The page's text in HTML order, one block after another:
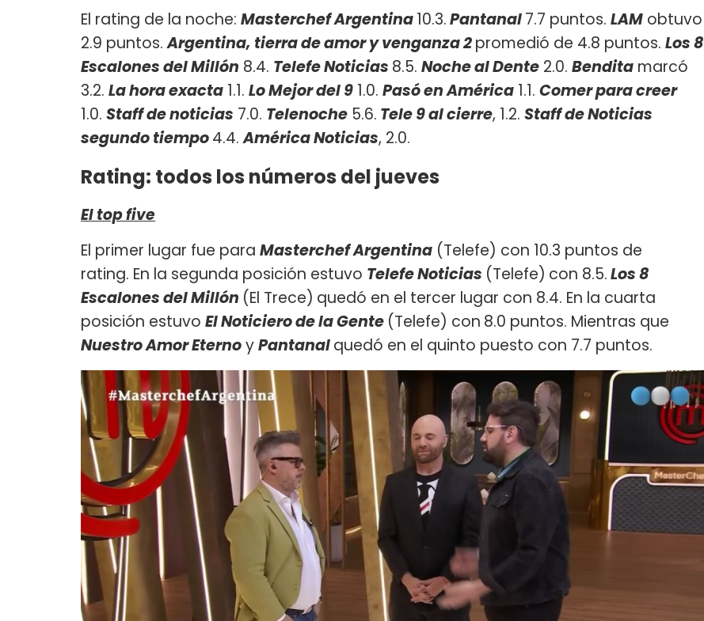
El rating de la noche: Masterchef Argentina10.3.Pantanal7.7 puntos. LAM obtuvo
2.9 puntos.Argentina, tierra de amor y venganza 2promedió de 4.8 puntos. Los 8
Escalones del Millón 8.4. Telefe Noticias 8.5. Noche al Dente 2.0. Bendita marcó
3.2. La hora exacta 1.1. Lo Mejor del 9 1.0. Pasó en América 1.1. Comer para creer
1.0. Staff de noticias 7.0. Telenoche 5.6. Tele 9 al cierre, 1.2. Staff de Noticias
segundo tiempo4.4.América Noticias, 2.0.
Rating: todos los números del jueves
El top five
El primer lugar fue para Masterchef Argentina (Telefe) con 10.3 puntos de
rating. En la segunda posición estuvo Telefe Noticias (Telefe) con 8.5.Los 8
Escalones del Millón (El Trece) quedó en el tercer lugar con 8.4. En la cuarta
posición estuvo El Noticiero de la Gente (Telefe) con 8.0 puntos. Mientras que
Nuestro Amor EternoyPantanalquedó en el quinto puesto con 7.7 puntos.